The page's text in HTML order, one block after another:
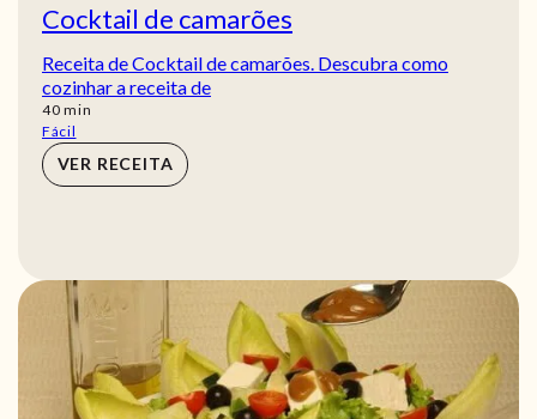
Cocktail de camarões
Receita de Cocktail de camarões. Descubra como
cozinhar a receita de
40min
min
Fácil
VER RECEITA